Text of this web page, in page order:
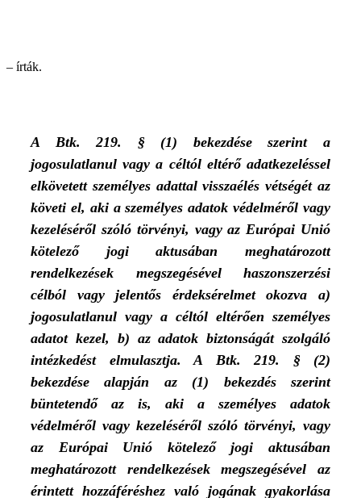
– írták.
A Btk. 219. § (1) bekezdése szerint a
jogosulatlanul vagy a céltól eltérő adatkezeléssel
elkövetett személyes adattal visszaélés vétségét az
követi el, aki a személyes adatok védelméről vagy
kezeléséről szóló törvényi, vagy az Európai Unió
kötelező jogi aktusában meghatározott
rendelkezések megszegésével haszonszerzési
célból vagy jelentős érdeksérelmet okozva a)
jogosulatlanul vagy a céltól eltérően személyes
adatot kezel, b) az adatok biztonságát szolgáló
intézkedést elmulasztja. A Btk. 219. § (2)
bekezdése alapján az (1) bekezdés szerint
büntetendő az is, aki a személyes adatok
védelméről vagy kezeléséről szóló törvényi, vagy
az Európai Unió kötelező jogi aktusában
meghatározott rendelkezések megszegésével az
érintett hozzáféréshez való jogának gyakorlása